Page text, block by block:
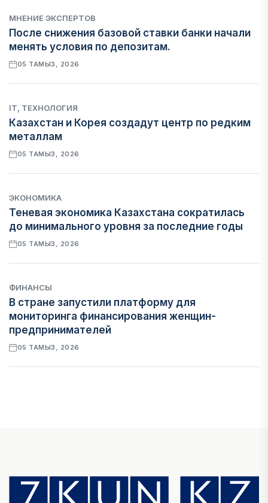
МНЕНИЕ ЭКСПЕРТОВ
После снижения базовой ставки банки начали
менять условия по депозитам.
05 ТАМЫЗ, 2026
IT, ТЕХНОЛОГИЯ
Казахстан и Корея создадут центр по редким
металлам
05 ТАМЫЗ, 2026
ЭКОНОМИКА
Теневая экономика Казахстана сократилась
до минимального уровня за последние годы
05 ТАМЫЗ, 2026
ФИНАНСЫ
В стране запустили платформу для
мониторинга финансирования женщин-
предпринимателей
05 ТАМЫЗ, 2026
НОВОСТИ
В Алатау создадут экосистему по